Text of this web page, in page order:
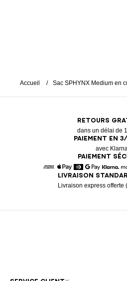
Accueil Sac SPHYNX Medium en
RETOURS
dans un délai de
PAIEMENT EN
avec
PAIEMENT
American Express
Apple Pay
DinersGoogle Pay
Klarna
LIVRAISON
Livraison express offerte